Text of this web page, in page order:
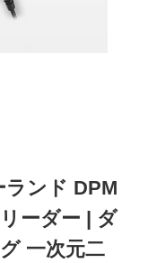
ランド DPM
ーダー | ダ
一次元二